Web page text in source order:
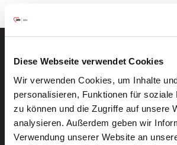
Diese Webseite verwendet Cookies
Wir verwenden Cookies, um Inhalte
personalisieren, Funktionen für soziale
zu können und die Zugriffe auf unsere
analysieren. Außerdem geben wir
Verwendung unserer Website an
Neue Stellen per
Ein kostenloser Service
Jobs.